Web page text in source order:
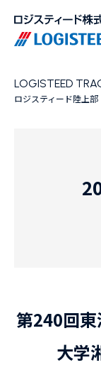
LOGISTEED
ロジスティード陸上部
第240回
大学